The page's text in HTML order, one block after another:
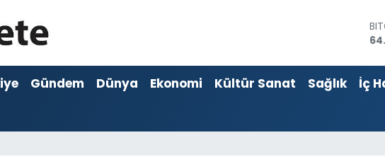
Gündem Dünya Ekonomi Kültür Sanat Sağlık İç